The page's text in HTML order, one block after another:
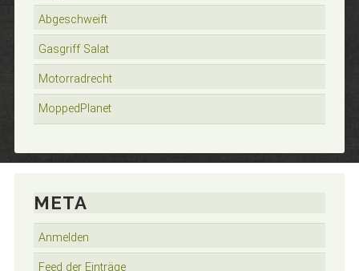
Abgeschweift
Gasgriff Salat
Motorradrecht
MoppedPlanet
META
Anmelden
Feed der Einträge